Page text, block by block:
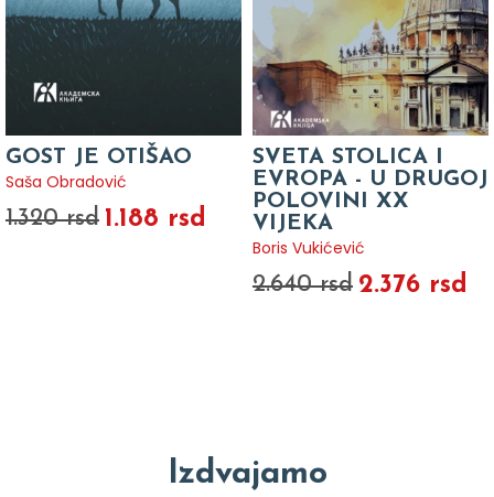
GOST JE OTIŠAO
Saša Obradović
1.320 rsd 1.188 rsd
SVETA STOLICA I
EVROPA - U DRUGOJ
POLOVINI XX
VIJEKA
Boris Vukićević
2.640 rsd 2.376 rsd
Izdvajamo